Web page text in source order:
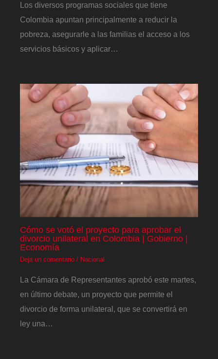
Los diversos programas sociales que tiene
Colombia apuntan principalmente a reducir la
pobreza, asegurarle a las familias el acceso a los
servicios básicos y aplicar…
Cómo se votó el proyecto para aprobar el
divorcio unilateral en Colombia | Gobierno |
Economía
Deja un comentario / Nacional
La Cámara de Representantes aprobó este martes,
en último debate, un proyecto que permite el
divorcio de forma unilateral, que se convertirá en
ley una…